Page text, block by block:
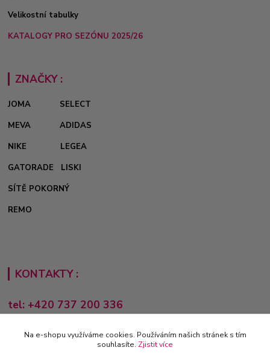
Velikostní tabulky
KATALOGY PRO SEZÓNU 2025/26
ZNAČKY :
JOMA
SELECT
MEVA
ADIDAS
NIKE
LEGEA
GATORADE
LISKI
SÍTĚ POKORNÝ
REMO
KONTAKTY :
tel: +420 737 200 336
Pondělí-Pátek: 8 - 17 hodin
obchod@e-sporting.cz
Na e-shopu využíváme cookies. Používáním našich stránek s tím
souhlasíte. Zjistit více